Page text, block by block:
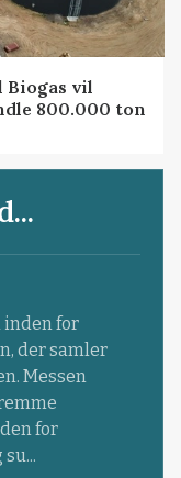
Biogas vil
800.000 ton
inden for
der samler
Messen
for